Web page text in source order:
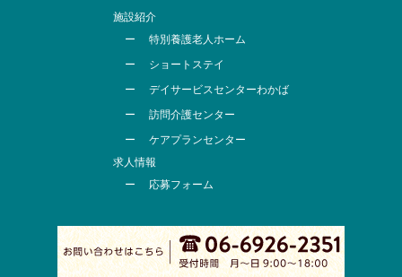
施設紹介
特別養護老人ホーム
ショートステイ
デイサービスセンターわかば
訪問介護センター
ケアプランセンター
求人情報
応募フォーム